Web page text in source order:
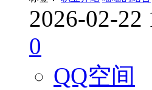
2026-02-22
0
QQ空间